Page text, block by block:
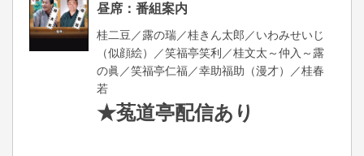
昼席：番組案内
桂二豆／露の瑞／桂きん太郎／いわみせいじ
（似顔絵）／笑福亭笑利／桂文太～仲入～露
の眞／笑福亭仁福／幸助福助（漫才）／桂春
若
★菟道亭配信あり